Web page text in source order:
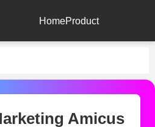
HomeProduct
Amicus